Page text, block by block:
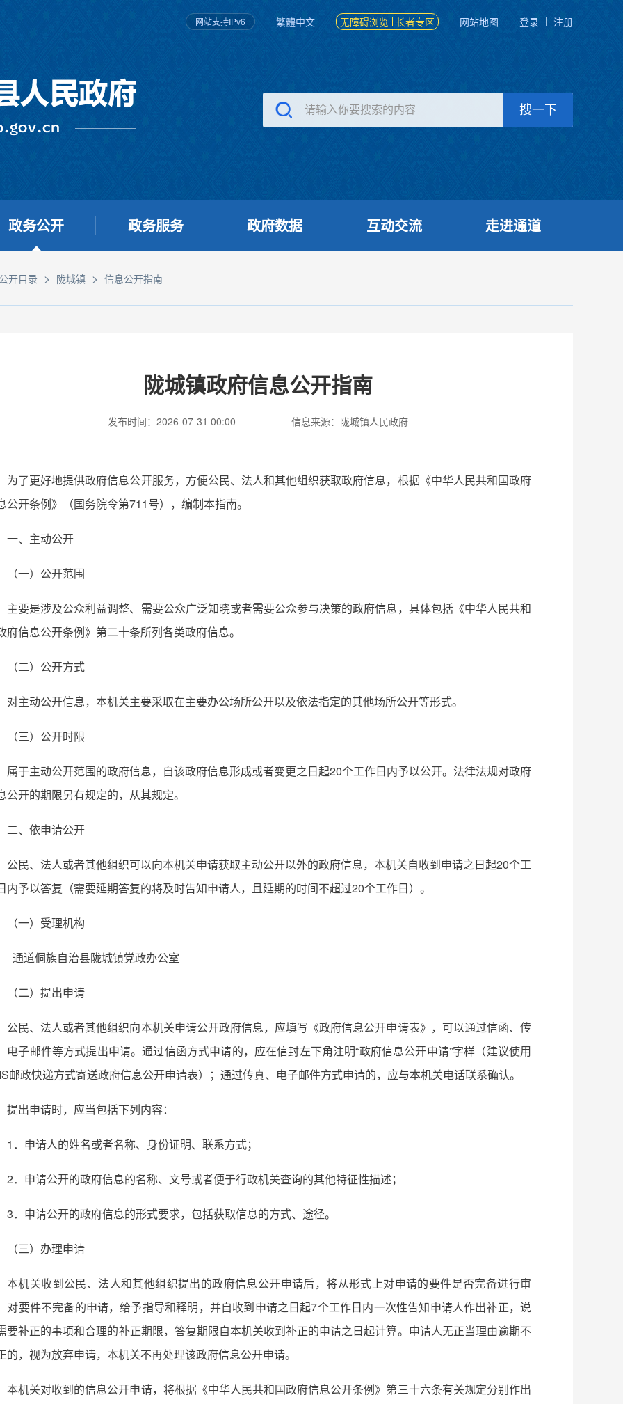
网站支持IPv6 繁體中文 无障碍浏览 长者专区 网站地图 登录 注册
政务公开 政务服务 政府数据 互动交流 走进通道
开目录 > 陇城镇 > 信息公开指南
陇城镇政府信息公开指南
发布时间：2026-07-31 00:00 信息来源：陇城镇人民政府
为了更好地提供政府信息公开服务，方便公民、法人和其他组织获取政府信息，根据《中华人民共和国政府
公开条例》（国务院令第711号），编制本指南。
一、主动公开
（一）公开范围
主要是涉及公众利益调整、需要公众广泛知晓或者需要公众参与决策的政府信息，具体包括《中华人民共和
府信息公开条例》第二十条所列各类政府信息。
（二）公开方式
对主动公开信息，本机关主要采取在主要办公场所公开以及依法指定的其他场所公开等形式。
（三）公开时限
属于主动公开范围的政府信息，自该政府信息形成或者变更之日起20个工作日内予以公开。法律法规对政府
公开的期限另有规定的，从其规定。
二、依申请公开
公民、法人或者其他组织可以向本机关申请获取主动公开以外的政府信息，本机关自收到申请之日起20个工
内予以答复（需要延期答复的将及时告知申请人，且延期的时间不超过20个工作日）。
（一）受理机构
通道侗族自治县陇城镇党政办公室
（二）提出申请
公民、法人或者其他组织向本机关申请公开政府信息，应填写《政府信息公开申请表》，可以通过信函、传
电子邮件等方式提出申请。通过信函方式申请的，应在信封左下角注明“政府信息公开申请”字样（建议使用
邮政快递方式寄送政府信息公开申请表）；通过传真、电子邮件方式申请的，应与本机关电话联系确认。
提出申请时，应当包括下列内容：
1．申请人的姓名或者名称、身份证明、联系方式；
2．申请公开的政府信息的名称、文号或者便于行政机关查询的其他特征性描述；
3．申请公开的政府信息的形式要求，包括获取信息的方式、途径。
（三）办理申请
本机关收到公民、法人和其他组织提出的政府信息公开申请后，将从形式上对申请的要件是否完备进行审
对要件不完备的申请，给予指导和释明，并自收到申请之日起7个工作日内一次性告知申请人作出补正，说
要补正的事项和合理的补正期限，答复期限自本机关收到补正的申请之日起计算。申请人无正当理由逾期不
的，视为放弃申请，本机关不再处理该政府信息公开申请。
本机关对收到的信息公开申请，将根据《中华人民共和国政府信息公开条例》第三十六条有关规定分别作出